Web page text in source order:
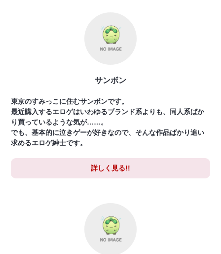
サンボン
東京のすみっこに住むサンボンです。
最近購入するエロゲはいわゆるブランド系よりも、同人系ばか
り買っているような気が……。
でも、基本的に泣きゲーが好きなので、そんな作品ばかり追い
求めるエロゲ紳士です。
詳しく見る!!